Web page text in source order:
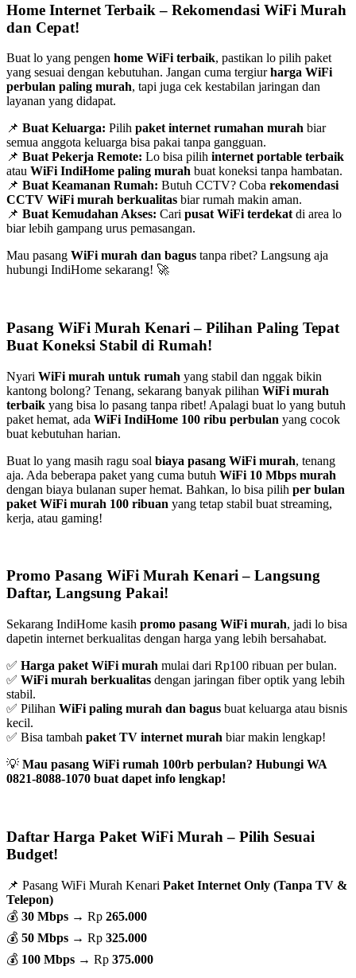
Home Internet Terbaik – Rekomendasi WiFi Murah
dan Cepat!
Buat lo yang pengen home WiFi terbaik, pastikan lo pilih paket
yang sesuai dengan kebutuhan. Jangan cuma tergiurharga WiFi
perbulan paling murah, tapi juga cek kestabilan jaringan dan
layanan yang didapat.
📌 Buat Keluarga: Pilih paket internet rumahan murah biar
semua anggota keluarga bisa pakai tanpa gangguan.
📌 Buat Pekerja Remote: Lo bisa pilih internet portable terbaik
atau WiFi IndiHome paling murah buat koneksi tanpa hambatan.
📌 Buat Keamanan Rumah: Butuh CCTV? Coba rekomendasi
CCTV WiFi murah berkualitas biar rumah makin aman.
📌 Buat Kemudahan Akses: Cari pusat WiFi terdekat di area lo
biar lebih gampang urus pemasangan.
Mau pasang WiFi murah dan bagus tanpa ribet? Langsung aja
hubungi IndiHome sekarang! 🚀
Pasang WiFi Murah Kenari – Pilihan Paling Tepat
Buat Koneksi Stabil di Rumah!
Nyari WiFi murah untuk rumah yang stabil dan nggak bikin
kantong bolong? Tenang, sekarang banyak pilihan WiFi murah
terbaik yang bisa lo pasang tanpa ribet! Apalagi buat lo yang butuh
paket hemat, ada WiFi IndiHome 100 ribu perbulan yang cocok
buat kebutuhan harian.
Buat lo yang masih ragu soal biaya pasang WiFi murah, tenang
aja. Ada beberapa paket yang cuma butuh WiFi 10 Mbps murah
dengan biaya bulanan super hemat. Bahkan, lo bisa pilih per bulan
paket WiFi murah 100 ribuan yang tetap stabil buat streaming,
kerja, atau gaming!
Promo Pasang WiFi Murah Kenari – Langsung
Daftar, Langsung Pakai!
Sekarang IndiHome kasih promo pasang WiFi murah, jadi lo bisa
dapetin internet berkualitas dengan harga yang lebih bersahabat.
✅ Harga paket WiFi murah mulai dari Rp100 ribuan per bulan.
✅ WiFi murah berkualitas dengan jaringan fiber optik yang lebih
stabil.
✅ Pilihan WiFi paling murah dan bagus buat keluarga atau bisnis
kecil.
✅ Bisa tambah paket TV internet murah biar makin lengkap!
💡 Mau pasang WiFi rumah 100rb perbulan? Hubungi WA
0821-8088-1070 buat dapet info lengkap!
Daftar Harga Paket WiFi Murah – Pilih Sesuai
Budget!
📌 Pasang WiFi Murah Kenari Paket Internet Only (Tanpa TV &
Telepon)
💰 30 Mbps → Rp 265.000
💰 50 Mbps → Rp 325.000
💰 100 Mbps → Rp 375.000